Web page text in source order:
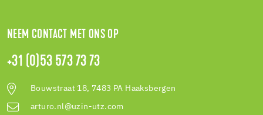
NEEM CONTACT MET ONS OP
+31 (0)53 573 73 73
Bouwstraat 18, 7483 PA Haaksbergen
arturo.nl@uzin-utz.com